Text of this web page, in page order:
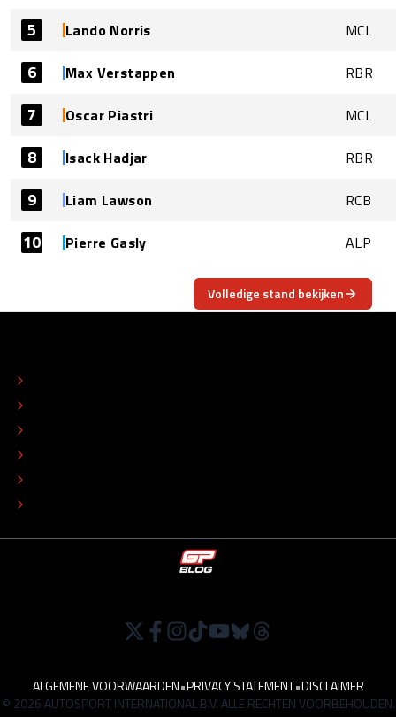
5 Lando Norris MCL
6 Max Verstappen RBR
7 Oscar Piastri MCL
8 Isack Hadjar RBR
9 Liam Lawson RCB
10 Pierre Gasly ALP
Volledige stand bekijken
ALGEMENE VOORWAARDEN•PRIVACY STATEMENT•DISCLAIMER
© 2026 AUTOSPORT INTERNATIONAL B.V. ALLE RECHTEN VOORBEHOUDEN.